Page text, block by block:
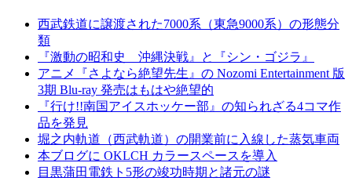
西武鉄道に譲渡された7000系（東急9000系）の形態分
類
『激動の昭和史 沖縄決戦』と『シン・ゴジラ』
アニメ『さよなら絶望先生』の Nozomi Entertainment 版
3期 Blu-ray 発売はもはや絶望的
『行け!!南国アイスホッケー部』の知られざる4コマ作
品を発見
堀之内軌道（西武軌道）の開業前に入線した蒸気車両
本ブログに OKLCH カラースペースを導入
目黒蒲田電鉄ト5形の竣功時期と諸元の謎